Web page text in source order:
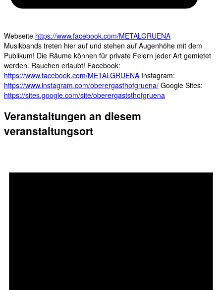
Webseite https://www.facebook.com/METALGRUENA
Musikbands treten hier auf und stehen auf Augenhöhe mit dem
Publikum! Die Räume können für private Feiern jeder Art gemietet
werden. Rauchen erlaubt! Facebook:
https://www.facebook.com/METALGRUENA Instagram:
https://www.instagram.com/oberergasthofgruena/ Google Sites:
https://sites.google.com/site/oberergaststhofgruena
Veranstaltungen an diesem
veranstaltungsort